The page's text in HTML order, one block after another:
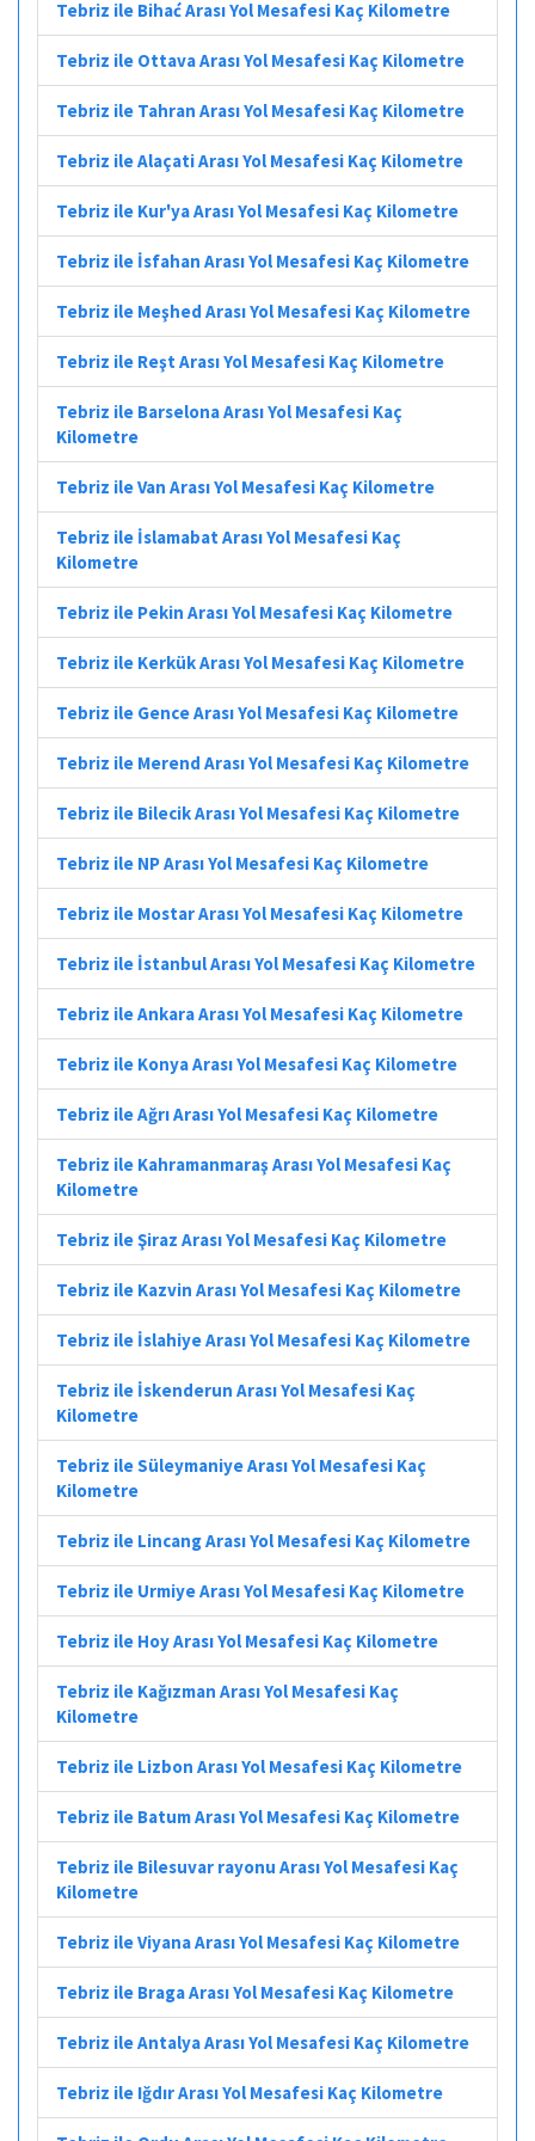
Tebriz ile Bihać Arası Yol Mesafesi Kaç Kilometre
Tebriz ile Ottava Arası Yol Mesafesi Kaç Kilometre
Tebriz ile Tahran Arası Yol Mesafesi Kaç Kilometre
Tebriz ile Alaçati Arası Yol Mesafesi Kaç Kilometre
Tebriz ile Kur'ya Arası Yol Mesafesi Kaç Kilometre
Tebriz ile İsfahan Arası Yol Mesafesi Kaç Kilometre
Tebriz ile Meşhed Arası Yol Mesafesi Kaç Kilometre
Tebriz ile Reşt Arası Yol Mesafesi Kaç Kilometre
Tebriz ile Barselona Arası Yol Mesafesi Kaç
Kilometre
Tebriz ile Van Arası Yol Mesafesi Kaç Kilometre
Tebriz ile İslamabat Arası Yol Mesafesi Kaç
Kilometre
Tebriz ile Pekin Arası Yol Mesafesi Kaç Kilometre
Tebriz ile Kerkük Arası Yol Mesafesi Kaç Kilometre
Tebriz ile Gence Arası Yol Mesafesi Kaç Kilometre
Tebriz ile Merend Arası Yol Mesafesi Kaç Kilometre
Tebriz ile Bilecik Arası Yol Mesafesi Kaç Kilometre
Tebriz ile NP Arası Yol Mesafesi Kaç Kilometre
Tebriz ile Mostar Arası Yol Mesafesi Kaç Kilometre
Tebriz ile İstanbul Arası Yol Mesafesi Kaç Kilometre
Tebriz ile Ankara Arası Yol Mesafesi Kaç Kilometre
Tebriz ile Konya Arası Yol Mesafesi Kaç Kilometre
Tebriz ile Ağrı Arası Yol Mesafesi Kaç Kilometre
Tebriz ile Kahramanmaraş Arası Yol Mesafesi Kaç
Kilometre
Tebriz ile Şiraz Arası Yol Mesafesi Kaç Kilometre
Tebriz ile Kazvin Arası Yol Mesafesi Kaç Kilometre
Tebriz ile İslahiye Arası Yol Mesafesi Kaç Kilometre
Tebriz ile İskenderun Arası Yol Mesafesi Kaç
Kilometre
Tebriz ile Süleymaniye Arası Yol Mesafesi Kaç
Kilometre
Tebriz ile Lincang Arası Yol Mesafesi Kaç Kilometre
Tebriz ile Urmiye Arası Yol Mesafesi Kaç Kilometre
Tebriz ile Hoy Arası Yol Mesafesi Kaç Kilometre
Tebriz ile Kağızman Arası Yol Mesafesi Kaç
Kilometre
Tebriz ile Lizbon Arası Yol Mesafesi Kaç Kilometre
Tebriz ile Batum Arası Yol Mesafesi Kaç Kilometre
Tebriz ile Bilesuvar rayonu Arası Yol Mesafesi Kaç
Kilometre
Tebriz ile Viyana Arası Yol Mesafesi Kaç Kilometre
Tebriz ile Braga Arası Yol Mesafesi Kaç Kilometre
Tebriz ile Antalya Arası Yol Mesafesi Kaç Kilometre
Tebriz ile Iğdır Arası Yol Mesafesi Kaç Kilometre